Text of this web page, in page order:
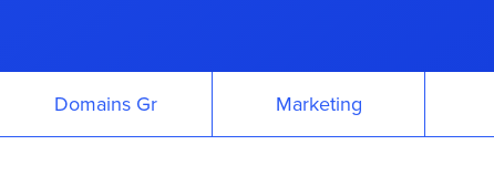
Domains Gr Marketing